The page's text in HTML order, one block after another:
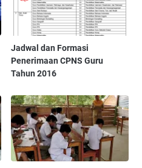
Jadwal dan Formasi
Penerimaan CPNS Guru
Tahun 2016